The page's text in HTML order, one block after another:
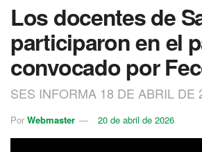
Los docentes de
participaron en el
convocado por
SES INFORMA 18 DE ABRIL DE
Por Webmaster 20 de abril de 2026